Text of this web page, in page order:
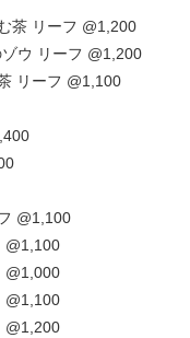
茶 リーフ @1,200
ウ リーフ @1,200
リーフ @1,100
@1,100
@1,100
@1,000
@1,100
@1,200